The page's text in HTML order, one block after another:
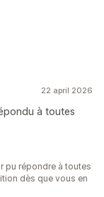
22 april 2026
à toutes
pu répondre à toutes
dès que vous en